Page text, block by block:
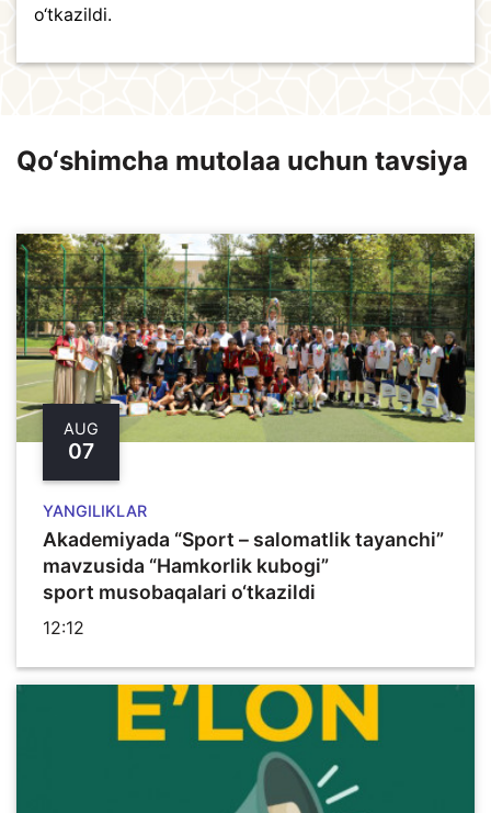
o‘tkazildi.
Qo‘shimcha mutolaa uchun tavsiya
AUG
07
YANGILIKLAR
Akademiyada “Sport – salomatlik tayanchi”
mavzusida “Hamkorlik kubogi”
sport musobaqalari o‘tkazildi
12:12